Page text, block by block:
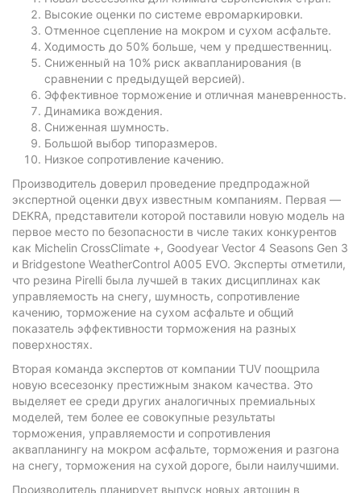
Высокие оценки по системе евромаркировки.
Отменное сцепление на мокром и сухом асфальте.
Ходимость до 50% больше, чем у предшественниц.
Сниженный на 10% риск аквапланирования (в
сравнении с предыдущей версией).
Эффективное торможение и отличная маневренность.
Динамика вождения.
Сниженная шумность.
Большой выбор типоразмеров.
Низкое сопротивление качению.
Производитель доверил проведение предпродажной
экспертной оценки двух известным компаниям. Первая —
DEKRA, представители которой поставили новую модель на
первое место по безопасности в числе таких конкурентов
как Michelin CrossClimate +, Goodyear Vector 4 Seasons Gen 3
и Bridgestone WeatherControl A005 EVO. Эксперты отметили,
что резина Pirelli была лучшей в таких дисциплинах как
управляемость на снегу, шумность, сопротивление
качению, торможение на сухом асфальте и общий
показатель эффективности торможения на разных
поверхностях.
Вторая команда экспертов от компании TUV поощрила
новую всесезонку престижным знаком качества. Это
выделяет ее среди других аналогичных премиальных
моделей, тем более ее совокупные результаты
торможения, управляемости и сопротивления
аквапланингу на мокром асфальте, торможения и разгона
на снегу, торможения на сухой дороге, были наилучшими.
Производитель планирует выпуск новых автошин в